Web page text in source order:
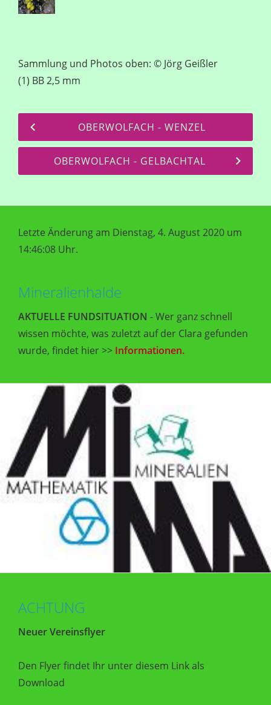
Sammlung und Photos oben: © Jörg Geißler
(1) BB 2,5 mm
OBERWOLFACH - WENZEL
OBERWOLFACH - GELBACHTAL
Letzte Änderung am Dienstag, 4. August 2020 um
14:46:08 Uhr.
Mineralienhalde
AKTUELLE FUNDSITUATION - Wer ganz schnell
wissen möchte, was zuletzt auf der Clara gefunden
wurde, findet hier >> Informationen.
ACHTUNG
Neuer Vereinsflyer
Den Flyer findet Ihr unter diesem Link als
Download